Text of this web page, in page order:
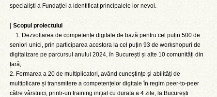
specialiști a Fundației a identificat principalele lor nevoi.
| Scopul proiectului
1. Dezvoltarea de competențe digitale de bază pentru cel puțin 500 de
seniori unici, prin participarea acestora la cel puțin 93 de workshopuri de
digitalizare pe parcursul anului 2024, în București și alte 10 comunități din
țară;
2. Formarea a 20 de multiplicatori, având cunoștințe și abilități de
multiplicare și transmitere a competențelor digitale în regim peer-to-peer
către vârstnici, printr-un training inițial cu durata a 4 zile, la București